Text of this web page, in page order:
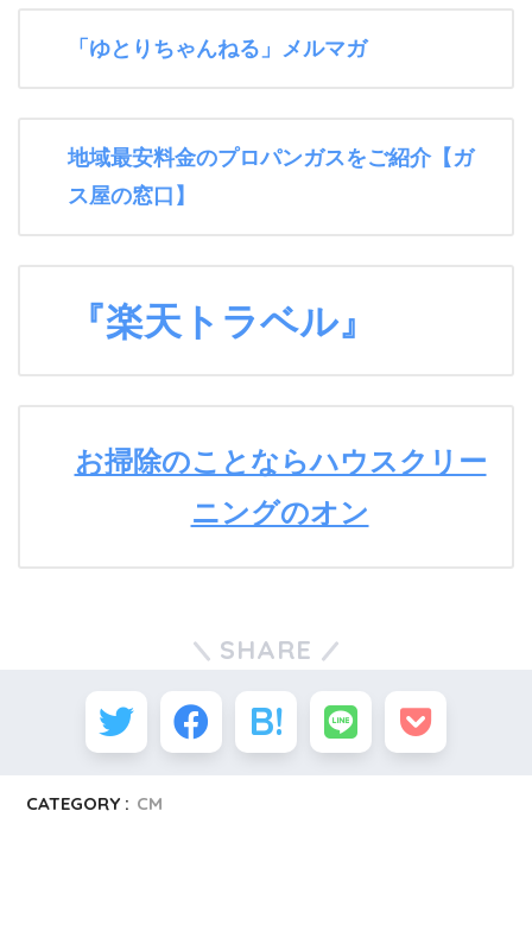
「ゆとりちゃんねる」メルマガ
地域最安料金のプロパンガスをご紹介【ガ
ス屋の窓口】
『楽天トラベル』
お掃除のことならハウスクリー
ニングのオン
SHARE
CATEGORY : CM